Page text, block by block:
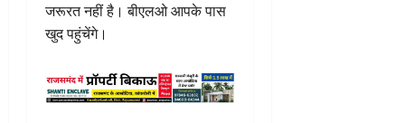
जरूरत नहीं है। बीएलओ आपके पास
खुद पहुंचेंगे।